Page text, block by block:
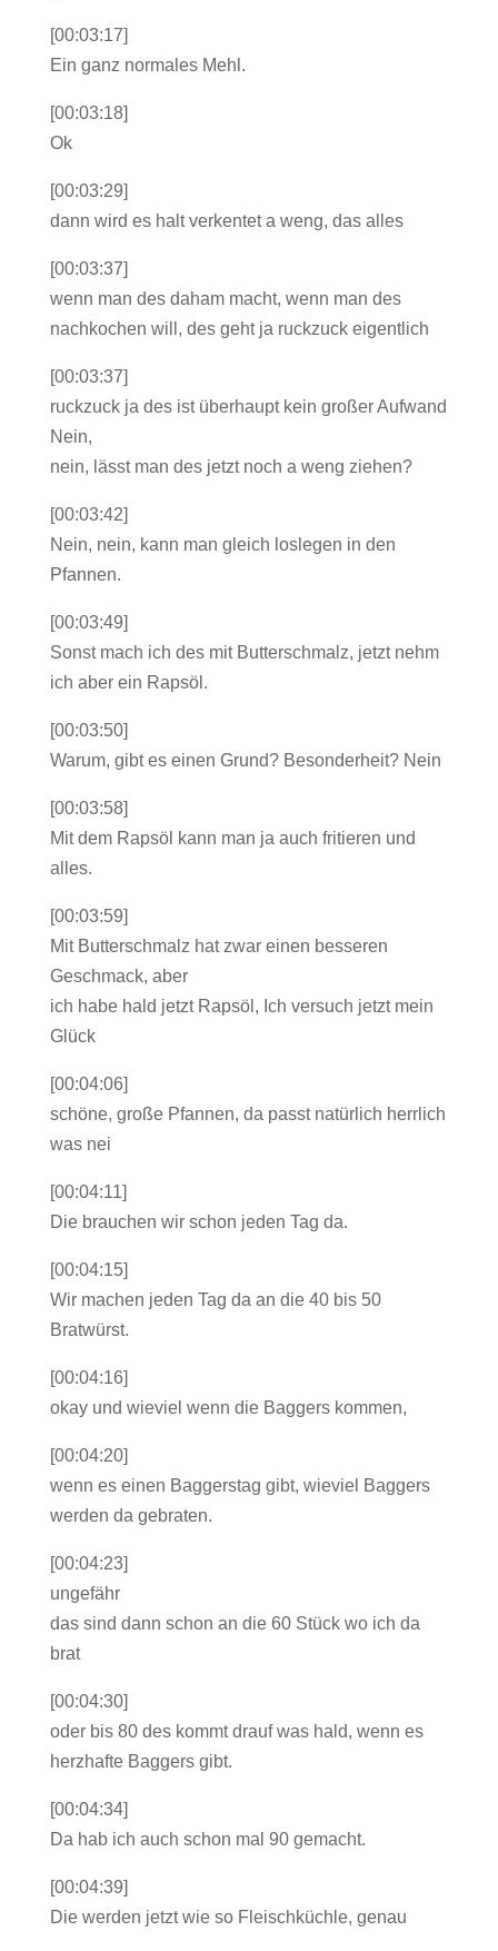
[00:03:17]
Ein ganz normales Mehl.
[00:03:18]
Ok
[00:03:29]
dann wird es halt verkentet a weng, das alles
[00:03:37]
wenn man des daham macht, wenn man des
nachkochen will, des geht ja ruckzuck eigentlich
[00:03:37]
ruckzuck ja des ist überhaupt kein großer Aufwand
Nein,
nein, lässt man des jetzt noch a weng ziehen?
[00:03:42]
Nein, nein, kann man gleich loslegen in den
Pfannen.
[00:03:49]
Sonst mach ich des mit Butterschmalz, jetzt nehm
ich aber ein Rapsöl.
[00:03:50]
Warum, gibt es einen Grund? Besonderheit? Nein
[00:03:58]
Mit dem Rapsöl kann man ja auch fritieren und
alles.
[00:03:59]
Mit Butterschmalz hat zwar einen besseren
Geschmack, aber
ich habe hald jetzt Rapsöl, Ich versuch jetzt mein
Glück
[00:04:06]
schöne, große Pfannen, da passt natürlich herrlich
was nei
[00:04:11]
Die brauchen wir schon jeden Tag da.
[00:04:15]
Wir machen jeden Tag da an die 40 bis 50
Bratwürst.
[00:04:16]
okay und wieviel wenn die Baggers kommen,
[00:04:20]
wenn es einen Baggerstag gibt, wieviel Baggers
werden da gebraten.
[00:04:23]
ungefähr
das sind dann schon an die 60 Stück wo ich da
brat
[00:04:30]
oder bis 80 des kommt drauf was hald, wenn es
herzhafte Baggers gibt.
[00:04:34]
Da hab ich auch schon mal 90 gemacht.
[00:04:39]
Die werden jetzt wie so Fleischküchle, genau